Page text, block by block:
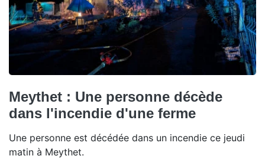
Meythet : Une personne décède
dans l'incendie d'une ferme
Une personne est décédée dans un incendie ce jeudi
matin à Meythet.